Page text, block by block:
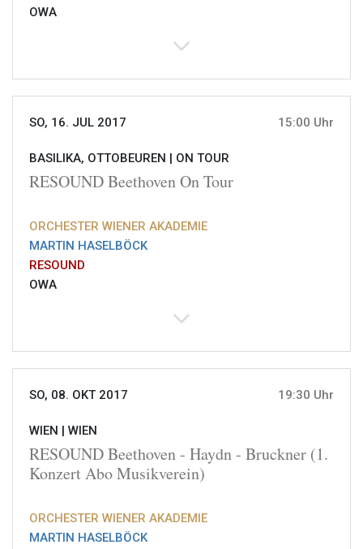
OWA
SO, 16. JUL 2017 15:00 Uhr
BASILIKA, OTTOBEUREN | ON TOUR
RESOUND Beethoven On Tour
ORCHESTER WIENER AKADEMIE
MARTIN HASELBÖCK
RESOUND
OWA
SO, 08. OKT 2017 19:30 Uhr
WIEN | WIEN
RESOUND Beethoven - Haydn - Bruckner (1.
Konzert Abo Musikverein)
ORCHESTER WIENER AKADEMIE
MARTIN HASELBÖCK